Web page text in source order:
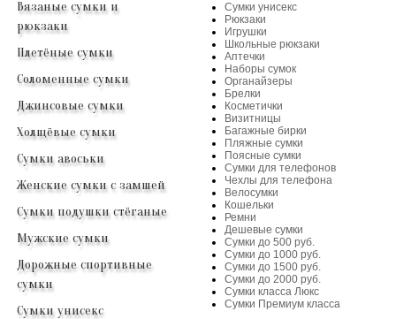
Вязаные сумки и
рюкзаки
Плетёные сумки
Соломенные сумки
Джинсовые сумки
Холщёвые сумки
Сумки авоськи
Женские сумки с замшей
Сумки подушки стёганые
Мужские сумки
Дорожные спортивные
сумки
Сумки унисекс
Сумки унисекс
Рюкзаки
Игрушки
Школьные рюкзаки
Аптечки
Наборы сумок
Органайзеры
Брелки
Косметички
Визитницы
Багажные бирки
Пляжные сумки
Поясные сумки
Сумки для телефонов
Чехлы для телефона
Велосумки
Кошельки
Ремни
Дешевые сумки
Сумки до 500 руб.
Сумки до 1000 руб.
Сумки до 1500 руб.
Сумки до 2000 руб.
Сумки класса Люкс
Сумки Премиум класса